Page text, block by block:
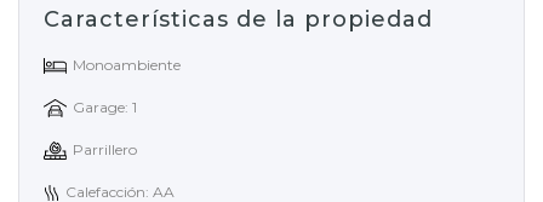
Características de la propiedad
Monoambiente
Garage: 1
Parrillero
Calefacción: AA